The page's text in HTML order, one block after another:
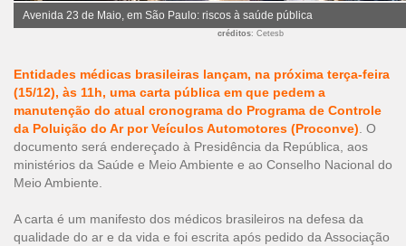
Avenida 23 de Maio, em São Paulo: riscos à saúde pública
créditos: Cetesb
Entidades médicas brasileiras lançam, na próxima terça-feira
(15/12), às 11h, uma carta pública em que pedem a
manutenção do atual cronograma do Programa de Controle
da Poluição do Ar por Veículos Automotores (Proconve) . O
documento será endereçado à Presidência da República, aos
ministérios da Saúde e Meio Ambiente e ao Conselho Nacional do
Meio Ambiente.
A carta é um manifesto dos médicos brasileiros na defesa da
qualidade do ar e da vida e foi escrita após pedido da Associação